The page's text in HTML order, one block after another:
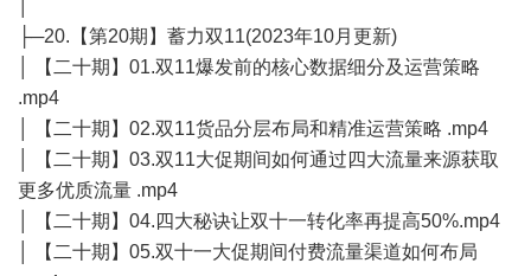
├─20.【第20期】蓄力双11(2023年10月更新)
│ 【二十期】01.双11爆发前的核心数据细分及运营策略
.mp4
│ 【二十期】02.双11货品分层布局和精准运营策略 .mp4
│ 【二十期】03.双11大促期间如何通过四大流量来源获取
更多优质流量 .mp4
│ 【二十期】04.四大秘诀让双十一转化率再提高50%.mp4
│ 【二十期】05.双十一大促期间付费流量渠道如何布局